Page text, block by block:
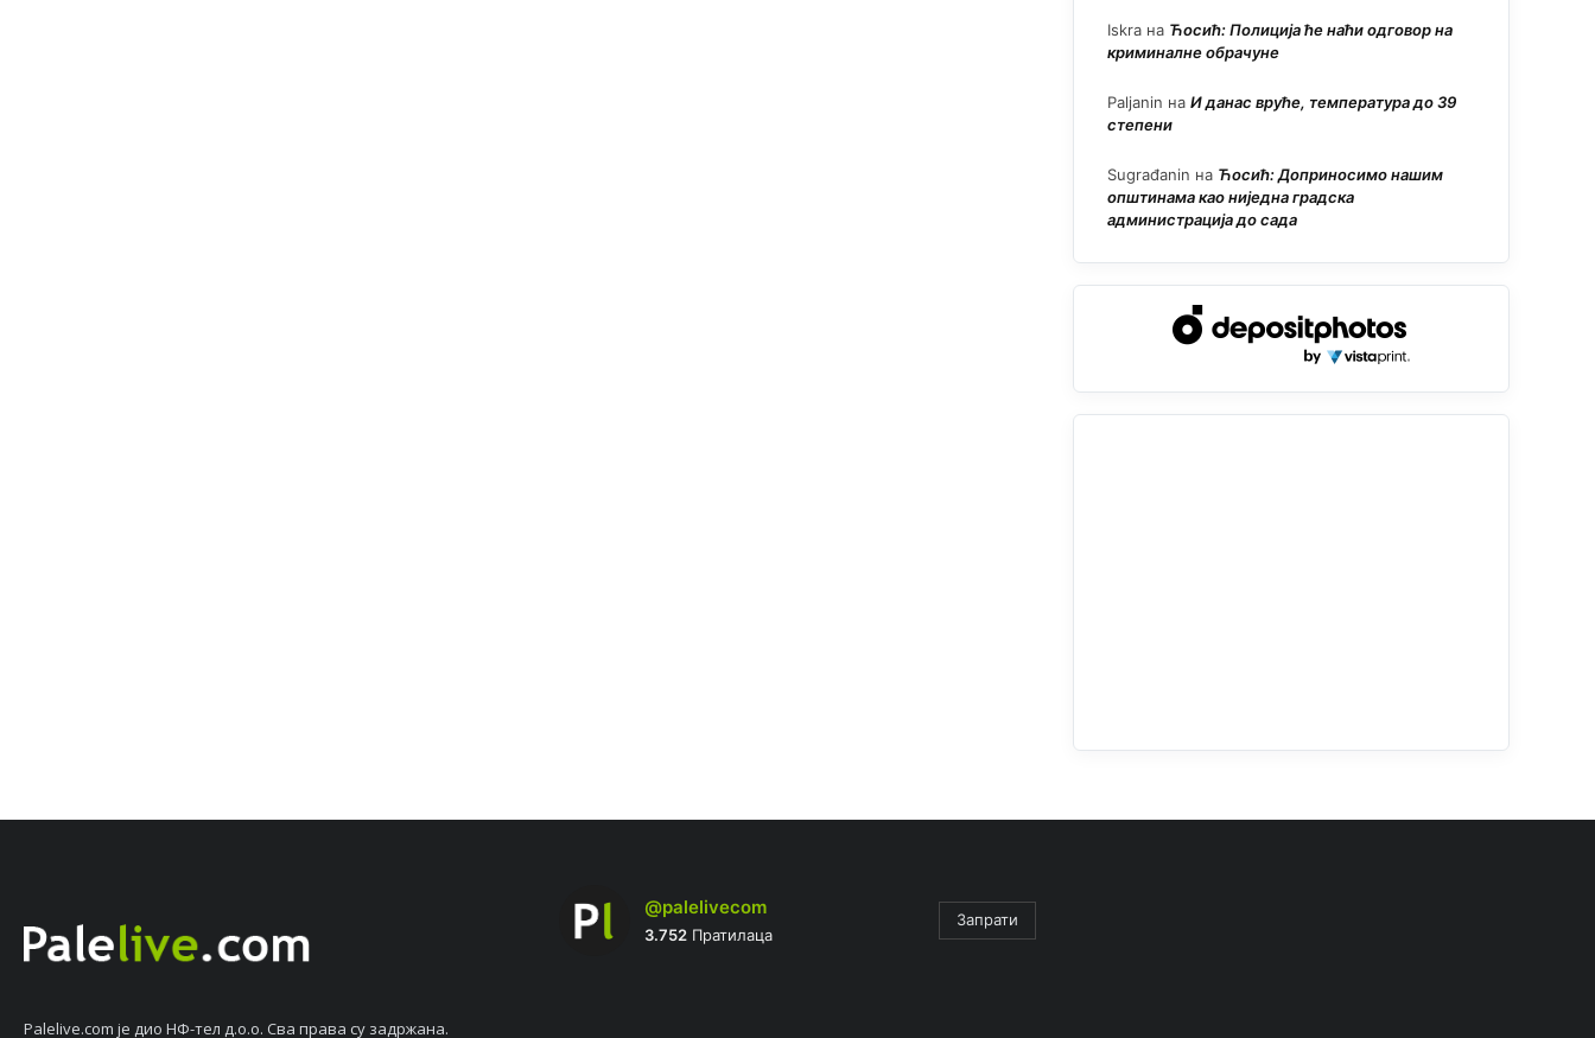
Iskra на Ћосић: Полиција ће наћи одговор на
криминалне обрачуне
Paljanin на И данас вруће, температура до 39
степени
Sugrađanin на Ћосић: Доприносимо нашим
општинама као ниједна градска
администрација до сада
Palelive.com јe дио НФ-тeл д.о.о. Сва права су задржана.
@palelivecom
3.752Пратилаца
Запрати